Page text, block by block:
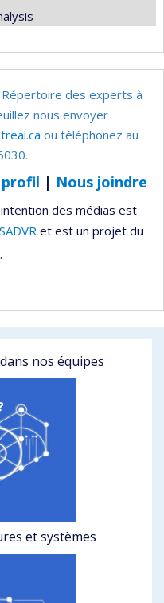
des experts à
nous envoyer
ou téléphonez au
| Nous joindre
des médias est
SADVR et est un projet du
.
nos équipes
et systèmes